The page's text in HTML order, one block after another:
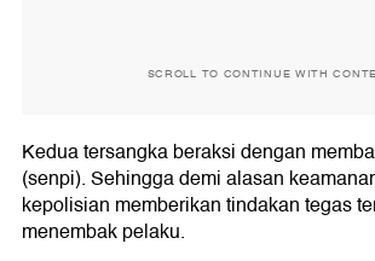
SCROLL TO CONTINUE WITH
Kedua tersangka beraksi dengan
(senpi). Sehingga demi alasan
kepolisian memberikan tindakan tegas
menembak pelaku.